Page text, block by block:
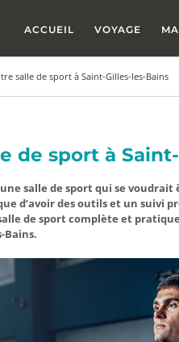
ACCUEIL VOYAGE
salle de sport à Saint-Gilles-les-Bains
de sport à
une salle de sport qui se
d’avoir des outils et un suivi
de sport complète et
Bains.